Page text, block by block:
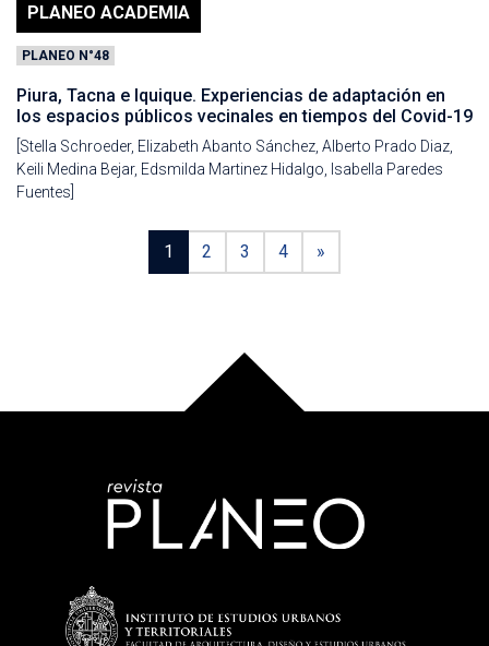
PLANEO ACADEMIA
PLANEO N°48
Piura, Tacna e Iquique. Experiencias de adaptación en
los espacios públicos vecinales en tiempos del Covid-19
[Stella Schroeder, Elizabeth Abanto Sánchez, Alberto Prado Diaz,
Keili Medina Bejar, Edsmilda Martinez Hidalgo, Isabella Paredes
Fuentes]
1 2 3 4 »